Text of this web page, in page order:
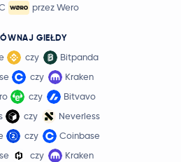
przez Wero
GIEŁDY
czy
Bitpanda
czy
Kraken
czy
Bitvavo
czy
Neverless
czy
Coinbase
czy
Kraken